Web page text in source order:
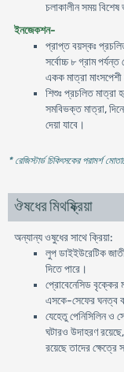
চলাকালীন সময় বিশেষ
ইনজেকশন-
প্রাপ্ত বয়স্কঃ
সর্বোচ্চ ৮ গ্রাম
একক মাত্রা মাংসপেশী
শিশুঃ প্রচলিত মাত্রা
সমবিভক্ত মাত্রা,
দেয়া যাবে।
* রেজিস্টার্ড চিকিৎসকের পরামর্শ
ঔষধের মিথষ্ক্রিয়া
অন্যান্য ওষুধের সাথে ক্রিয়া:
লুপ ডাইইউরেটিক
দিতে পারে।
প্রােবেনেসিড বৃক্কের
এসকে-সেফের ঘনত্ব
যেহেতু পেনিসিলিন ও
ঘটারও উদাহরণ
রয়েছে তাদের